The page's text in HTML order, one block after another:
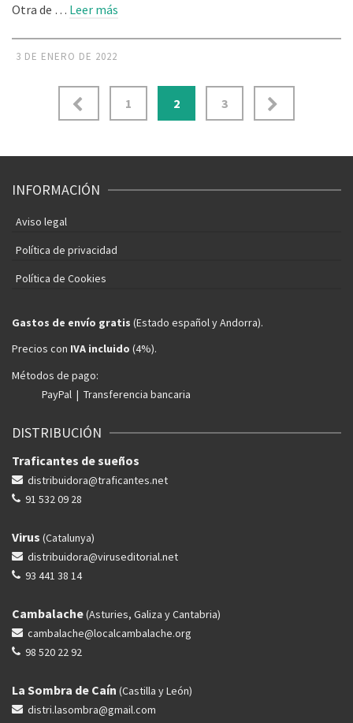
Otra de … Leer más
3 DE ENERO DE 2022
Paginación
entradas
1 2 3
INFORMACIÓN
Aviso legal
Política de privacidad
Política de Cookies
Gastos de envío gratis (Estado español y Andorra).
Precios con IVA incluido (4%).
Métodos de pago:
PayPal | Transferencia bancaria
DISTRIBUCIÓN
Traficantes de sueños
distribuidora@traficantes.net
91 532 09 28
Virus (Catalunya)
distribuidora@viruseditorial.net
93 441 38 14
Cambalache(Asturies, Galiza y Cantabria)
cambalache@localcambalache.org
98 520 22 92
La Sombra de Caín (Castilla y León)
distri.lasombra@gmail.com